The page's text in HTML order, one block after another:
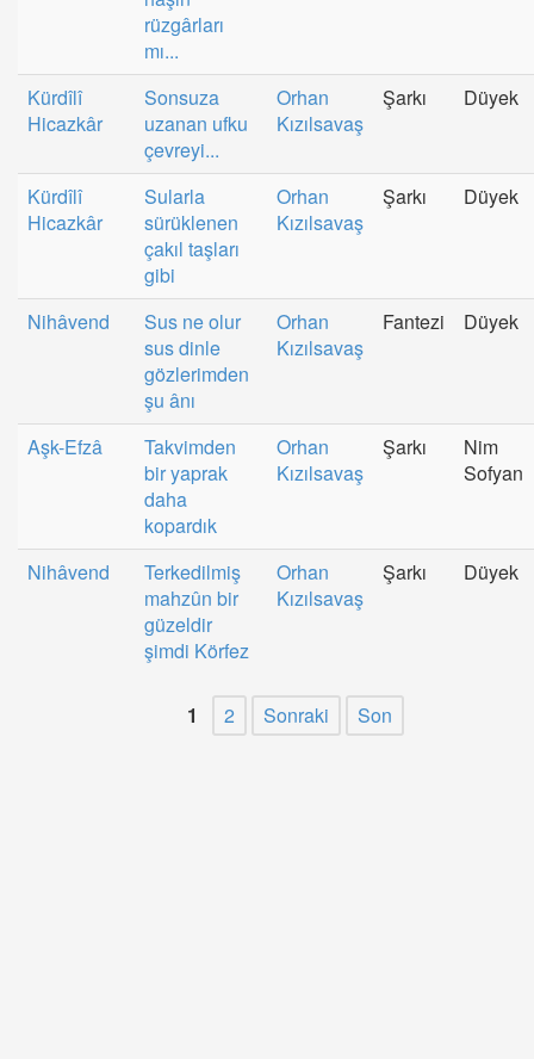
rüzgârları
mı...
Kürdîlî
Hicazkâr
Sonsuza
uzanan ufku
çevreyi...
Orhan
Kızılsavaş
Şarkı Düyek
Kürdîlî
Hicazkâr
Sularla
sürüklenen
çakıl taşları
gibi
Orhan
Kızılsavaş
Şarkı Düyek
Nihâvend
Sus ne olur
sus dinle
gözlerimden
şu ânı
Orhan
Kızılsavaş
Fantezi Düyek
Aşk-Efzâ
Takvimden
bir yaprak
daha
kopardık
Orhan
Kızılsavaş
Şarkı
Nim
Sofyan
Nihâvend
Terkedilmiş
mahzûn bir
güzeldir
şimdi Körfez
Orhan
Kızılsavaş
Şarkı Düyek
1 2 Sonraki Son